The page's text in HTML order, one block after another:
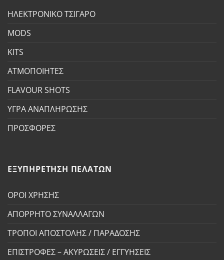
ΗΛΕΚΤΡΟΝΙΚΟ ΤΣΙΓΑΡΟ
MODS
KITS
ΑΤΜΟΠΟΙΗΤΕΣ
FLAVOUR SHOTS
ΥΓΡΑ ΑΝΑΠΛΗΡΩΣΗΣ
ΠΡΟΣΦΟΡΕΣ
ΕΞΥΠΗΡΕΤΗΣΗ ΠΕΛΑΤΩΝ
ΟΡΟΙ ΧΡΗΣΗΣ
ΑΠΟΡΡΗΤΟ ΣΥΝΑΛΛΑΓΩΝ
ΤΡΟΠΟΙ ΑΠΟΣΤΟΛΗΣ / ΠΑΡΑΔΟΣΗΣ
ΕΠΙΣΤΡΟΦΕΣ – ΑΚΥΡΩΣΕΙΣ / ΕΓΓΥΗΣΕΙΣ